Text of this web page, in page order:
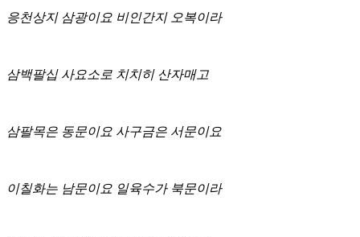
응천상지 삼광이요 비인간지 오복이라
삼백팔십 사요소로 치치히 산자매고
삼팔목은 동문이요 사구금은 서문이요
이칠화는 남문이요 일육수가 북문이라